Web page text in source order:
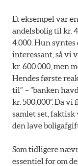
Et eksempel var
andelsbolig til kr.
4.000. Hun
interessant, så vi
kr. 600.000, men
Hendes første
til” – ”banken
kr. 500.000”. Da vi
samlet set, faktisk
den lave
Som tidligere
essentiel for om